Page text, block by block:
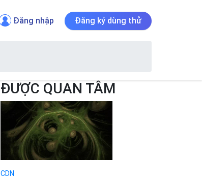
Đăng nhập Đăng ký dùng thử
ĐƯỢC QUAN TÂM
CDN